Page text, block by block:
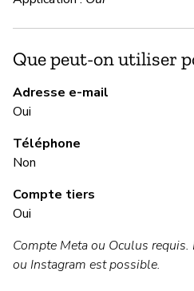
Que peut-on utiliser
Adresse e-mail
Oui
Téléphone
Non
Compte tiers
Oui
Compte Meta ou Oculus
ou Instagram est possible.